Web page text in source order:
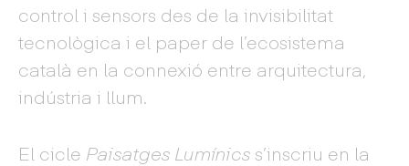
control i sensors des de la invisibilitat
tecnològica i el paper de l’ecosistema
català en la connexió entre arquitectura,
indústria i llum.
El cicle Paisatges Lumínicss’inscriu en la